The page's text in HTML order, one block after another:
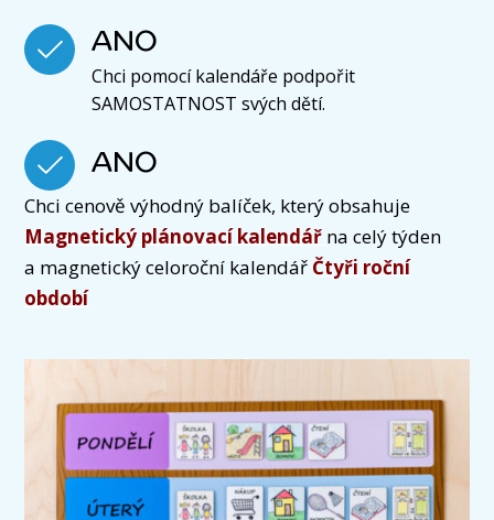
ANO
Chci pomocí kalendáře podpořit
SAMOSTATNOST svých dětí.
ANO
Chci cenově výhodný balíček, který obsahuje
Magnetický plánovací kalendář na celý týden
a magnetický celoroční kalendář Čtyři roční
období